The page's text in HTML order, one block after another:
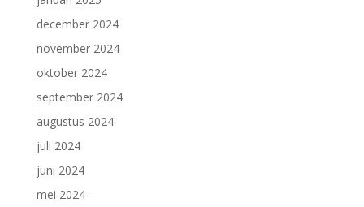
december 2024
november 2024
oktober 2024
september 2024
augustus 2024
juli 2024
juni 2024
mei 2024